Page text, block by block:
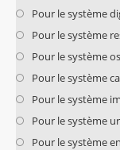
Pour le système
Pour le système
Pour le système
Pour le système
Pour le système
Pour le système
Pour le système